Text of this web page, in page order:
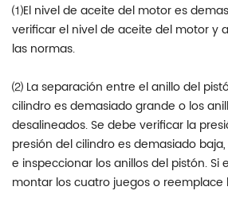
⑴El nivel de aceite del motor es
verificar el nivel de aceite del motor y
las normas.
⑵ La separación entre el anillo del
cilindro es demasiado grande o los
desalineados. Se debe verificar la
presión del cilindro es demasiado
e inspeccionar los anillos del pistón. Si
montar los cuatro juegos o reemplace